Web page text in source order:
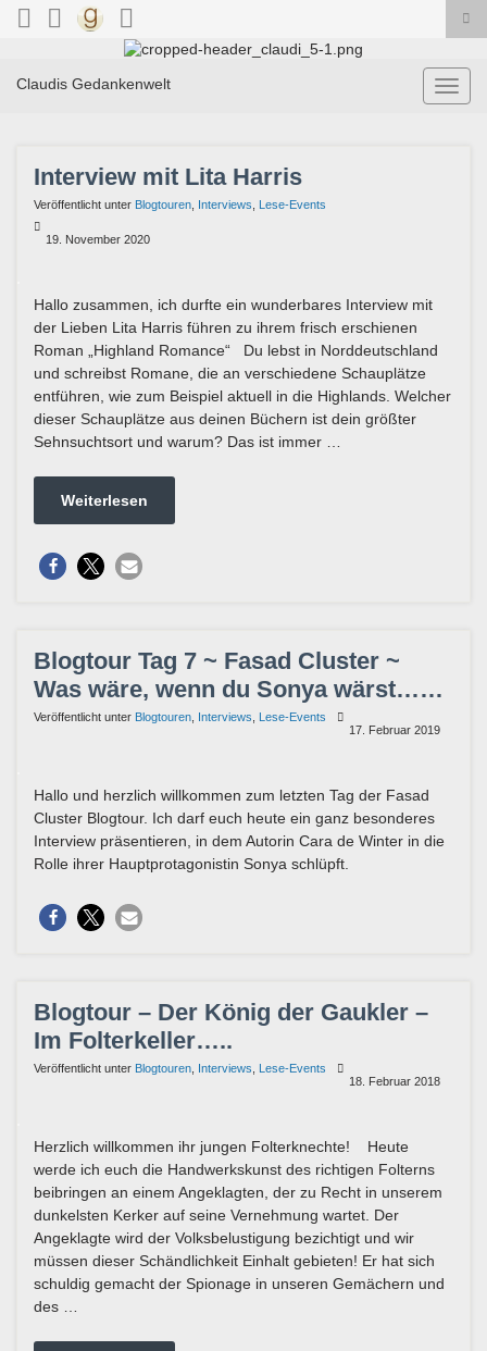
Search for:
Claudis Gedankenwelt
Interview mit Lita Harris
Veröffentlicht unter Blogtouren Interviews Lese-Events
19. November 2020
Hallo zusammen, ich durfte ein wunderbares Interview mit
der Lieben Lita Harris führen zu ihrem frisch erschienen
Roman „Highland Romance“ Du lebst in Norddeutschland
und schreibst Romane, die an verschiedene Schauplätze
entführen, wie zum Beispiel aktuell in die Highlands. Welcher
dieser Schauplätze aus deinen Büchern ist dein größter
Sehnsuchtsort und warum? Das ist immer …
Weiterlesen
Blogtour Tag 7 ~ Fasad Cluster ~
Was wäre, wenn du Sonya wärst……
Veröffentlicht unter Blogtouren Interviews
Lese-Events
17. Februar 2019
Hallo und herzlich willkommen zum letzten Tag der Fasad
Cluster Blogtour. Ich darf euch heute ein ganz besonderes
Interview präsentieren, in dem Autorin Cara de Winter in die
Rolle ihrer Hauptprotagonistin Sonya schlüpft.
Blogtour – Der König der Gaukler –
Im Folterkeller…..
Veröffentlicht unter Blogtouren Interviews
Lese-Events
18. Februar 2018
Herzlich willkommen ihr jungen Folterknechte! Heute
werde ich euch die Handwerkskunst des richtigen Folterns
beibringen an einem Angeklagten, der zu Recht in unserem
dunkelsten Kerker auf seine Vernehmung wartet. Der
Angeklagte wird der Volksbelustigung bezichtigt und wir
müssen dieser Schändlichkeit Einhalt gebieten! Er hat sich
schuldig gemacht der Spionage in unseren Gemächern und
des …